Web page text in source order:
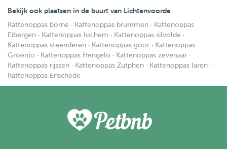
Bekijk ook plaatsen in de buurt van Lichtenvoorde
Kattenoppas borne · Kattenoppas brummen · Kattenoppas
Eibergen · Kattenoppas lochem · Kattenoppas silvolde ·
Kattenoppas steenderen · Kattenoppas goor · Kattenoppas
Groenlo · Kattenoppas Hengelo · Kattenoppas zevenaar ·
Kattenoppas rijssen · Kattenoppas Zutphen · Kattenoppas laren ·
Kattenoppas Enschede ·